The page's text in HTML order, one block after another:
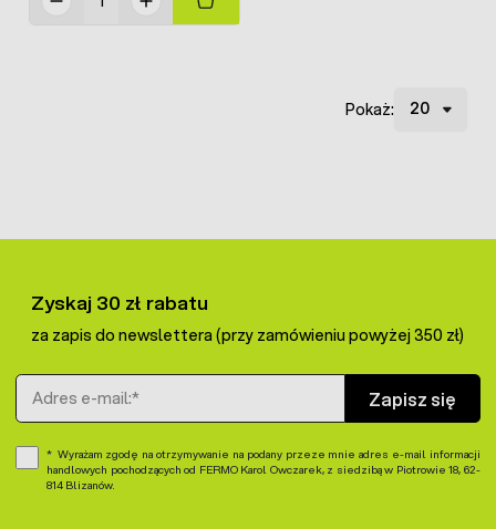
Pokaż:
Zyskaj 30 zł rabatu
za zapis do newslettera (przy zamówieniu powyżej 350 zł)
Adres e-mail
Zapisz się
Wyrażam zgodę na otrzymywanie na podany przeze mnie adres e-mail informacji
handlowych pochodzących od FERMO Karol Owczarek, z siedzibą w Piotrowie 18, 62-
814 Blizanów.